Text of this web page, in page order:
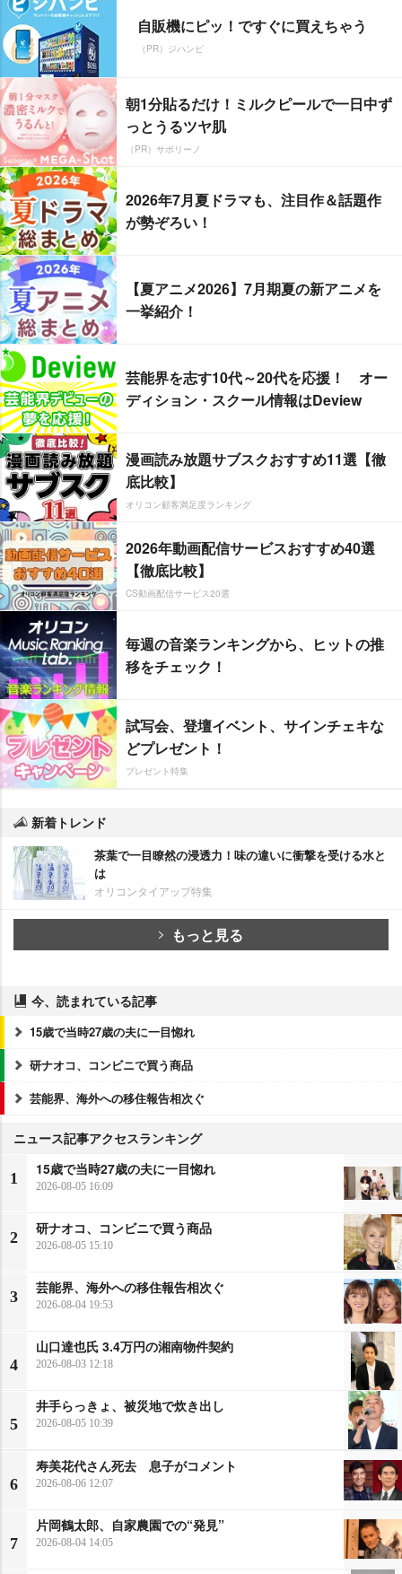
自販機にピッ！ですぐに買えちゃう
（PR）ジハンピ
朝1分貼るだけ！ミルクピールで一日中ず
っとうるツヤ肌
（PR）サボリーノ
2026年7月夏ドラマも、注目作＆話題作
が勢ぞろい！
【夏アニメ2026】7月期夏の新アニメを
一挙紹介！
芸能界を志す10代～20代を応援！ オー
ディション・スクール情報はDeview
漫画読み放題サブスクおすすめ11選【徹
底比較】
オリコン顧客満足度ランキング
2026年動画配信サービスおすすめ40選
【徹底比較】
CS動画配信サービス20選
毎週の音楽ランキングから、ヒットの推
移をチェック！
試写会、登壇イベント、サインチェキな
どプレゼント！
プレゼント特集
新着トレンド
茶葉で一目瞭然の浸透力！味の違いに衝撃を受ける水と
は
オリコンタイアップ特集
もっと見る
今、読まれている記事
15歳で当時27歳の夫に一目惚れ
研ナオコ、コンビニで買う商品
芸能界、海外への移住報告相次ぐ
ニュース記事アクセスランキング
1
15歳で当時27歳の夫に一目惚れ
2026-08-05 16:09
2
研ナオコ、コンビニで買う商品
2026-08-05 15:10
3
芸能界、海外への移住報告相次ぐ
2026-08-04 19:53
4
山口達也氏 3.4万円の湘南物件契約
2026-08-03 12:18
5
井手らっきょ、被災地で炊き出し
2026-08-05 10:39
6
寿美花代さん死去 息子がコメント
2026-08-06 12:07
7
片岡鶴太郎、自家農園での“発見”
2026-08-04 14:05